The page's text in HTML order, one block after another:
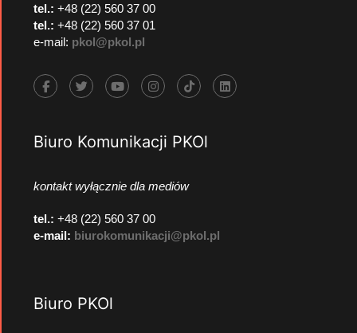
tel.: +48 (22) 560 37 00
tel.: +48 (22) 560 37 01
e-mail: pkol@pkol.pl
Biuro Komunikacji PKOl
kontakt wyłącznie dla mediów
tel.: +48 (22) 560 37 00
e-mail: biurokomunikacji@pkol.pl
Biuro PKOl